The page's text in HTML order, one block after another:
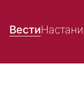
ВестиНастани